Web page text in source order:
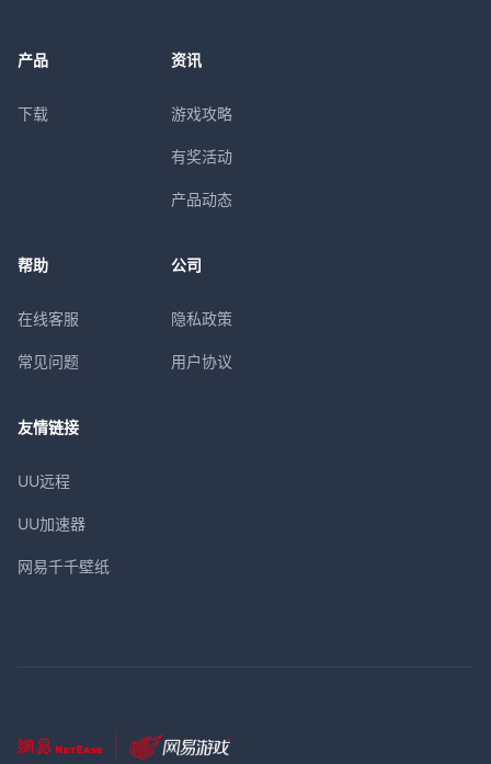
产品
下载
资讯
游戏攻略
有奖活动
产品动态
帮助
在线客服
常见问题
公司
隐私政策
用户协议
友情链接
UU远程
UU加速器
网易千千壁纸